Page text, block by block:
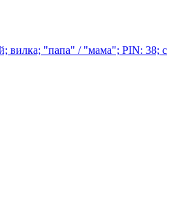
вилка; "папа" / "мама"; PIN: 38; с